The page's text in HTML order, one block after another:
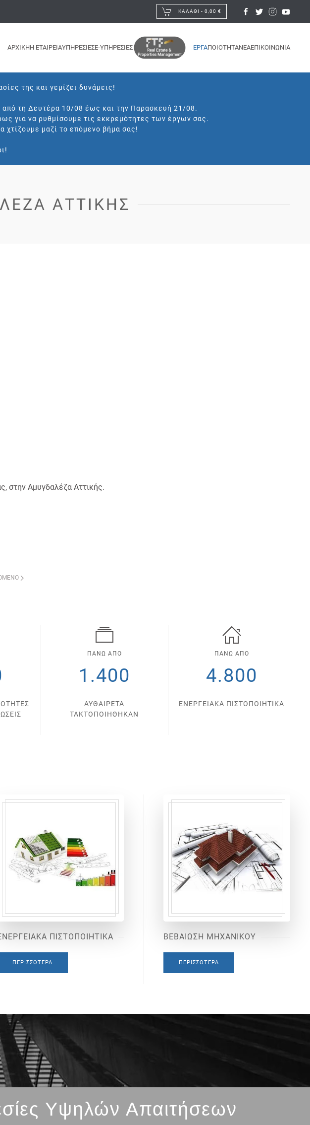
ΚΑΛΆΘΙ - 0,00 €
ΑΡΧΙΚΗΗ ΕΤΑΙΡΕΙΑΥΠΗΡΕΣΙΕΣE-ΥΠΗΡΕΣΙΕΣ ΕΡΓΑΠΟΙΟΤΗΤΑΝΕΑΕΠΙΚΟΙΝΩΝΙΑ
της και γεμίζει δυνάμεις!
από τη Δευτέρα 10/08 έως και την Παρασκευή 21/08.
για να ρυθμίσουμε τις εκκρεμότητες των έργων σας.
χτίζουμε μαζί το επόμενο βήμα σας!
ΑΤΤΙΚΉΣ
στην Αμυγδαλέζα Αττικής.
ΠΑΝΩ ΑΠΟ
1.400
ΑΥΘΑΙΡΕΤΑ
ΤΑΚΤΟΠΟΙΗΘΗΚΑΝ
ΠΑΝΩ ΑΠΟ
4.800
ΕΝΕΡΓΕΙΑΚΑ ΠΙΣΤΟΠΟΙΗΤΙΚΑ
ΠΙΣΤΟΠΟΙΗΤΙΚΑ
ΠΕΡΙΣΣΌΤΕΡΑ
ΒΕΒΑΙΩΣΗ ΜΗΧΑΝΙΚΟΥ
ΠΕΡΙΣΣΌΤΕΡΑ
Υψηλών Απαιτήσεων